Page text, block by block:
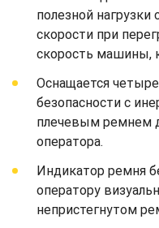
полезной нагрузки
скорости при
скорость машины,
Оснащается
безопасности с
плечевым ремнем
оператора.
Индикатор ремня
оператору
непристегнутом